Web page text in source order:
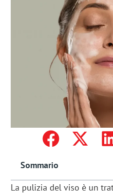
Sommario
La pulizia del viso è un